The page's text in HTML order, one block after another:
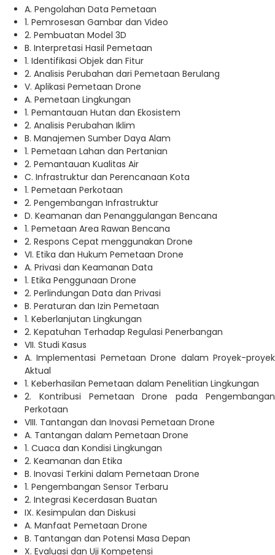
A. Pengolahan Data Pemetaan
1. Pemrosesan Gambar dan Video
2. Pembuatan Model 3D
B. Interpretasi Hasil Pemetaan
1. Identifikasi Objek dan Fitur
2. Analisis Perubahan dari Pemetaan Berulang
V. Aplikasi Pemetaan Drone
A. Pemetaan Lingkungan
1. Pemantauan Hutan dan Ekosistem
2. Analisis Perubahan Iklim
B. Manajemen Sumber Daya Alam
1. Pemetaan Lahan dan Pertanian
2. Pemantauan Kualitas Air
C. Infrastruktur dan Perencanaan Kota
1. Pemetaan Perkotaan
2. Pengembangan Infrastruktur
D. Keamanan dan Penanggulangan Bencana
1. Pemetaan Area Rawan Bencana
2. Respons Cepat menggunakan Drone
VI. Etika dan Hukum Pemetaan Drone
A. Privasi dan Keamanan Data
1. Etika Penggunaan Drone
2. Perlindungan Data dan Privasi
B. Peraturan dan Izin Pemetaan
1. Keberlanjutan Lingkungan
2. Kepatuhan Terhadap Regulasi Penerbangan
VII. Studi Kasus
A. Implementasi Pemetaan Drone dalam Proyek-proyek
Aktual
1. Keberhasilan Pemetaan dalam Penelitian Lingkungan
2. Kontribusi Pemetaan Drone pada Pengembangan
Perkotaan
VIII. Tantangan dan Inovasi Pemetaan Drone
A. Tantangan dalam Pemetaan Drone
1. Cuaca dan Kondisi Lingkungan
2. Keamanan dan Etika
B. Inovasi Terkini dalam Pemetaan Drone
1. Pengembangan Sensor Terbaru
2. Integrasi Kecerdasan Buatan
IX. Kesimpulan dan Diskusi
A. Manfaat Pemetaan Drone
B. Tantangan dan Potensi Masa Depan
X. Evaluasi dan Uji Kompetensi